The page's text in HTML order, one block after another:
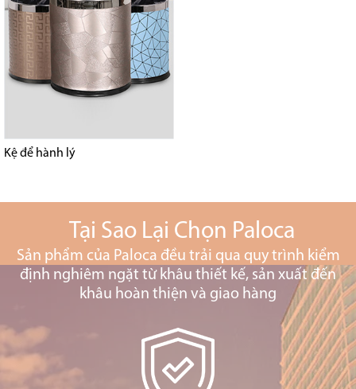
Kệ để hành lý
Tại Sao Lại Chọn Paloca
Sản phẩm của Paloca đều trải qua quy trình kiểm
định nghiêm ngặt từ khâu thiết kế, sản xuất đến
khâu hoàn thiện và giao hàng